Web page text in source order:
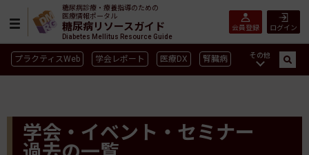
糖尿病診療・療養指導のための
医療情報ポータル
糖尿病リソースガイド
Diabetes Mellitus Resource Guide
ログイン
会員登録
プラクティスWeb 学会レポート 医療DX 腎臓病
インスリン製剤 薬物療法 食事療法 運動療法
合併症 ガイドライン
その他
学会・イベント・セミナー